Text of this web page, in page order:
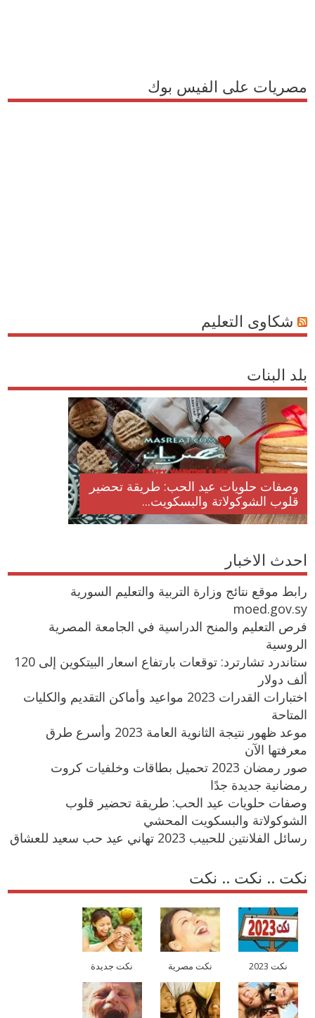
مصريات على الفيس بوك
شكاوى التعليم
بلد البنات
وصفات حلويات عيد الحب: طريقة تحضير
قلوب الشوكولاتة والبسكويت...
احدث الاخبار
رابط موقع نتائج وزارة التربية والتعليم السورية
moed.gov.sy
فرص التعليم والمنح الدراسية في الجامعة المصرية
الروسية
ستاندرد تشارترد: توقعات بارتفاع اسعار البيتكوين إلى 120
ألف دولار
اختبارات القدرات 2023 مواعيد وأماكن التقديم والكليات
المتاحة
موعد ظهور نتيجة الثانوية العامة 2023 وأسرع طرق
معرفتها الآن
صور رمضان 2023 تحميل بطاقات وخلفيات كروت
رمضانية جديدة جدًا
وصفات حلويات عيد الحب: طريقة تحضير قلوب
الشوكولاتة والبسكويت المحشي
رسائل الفلانتين للحبيب 2023 تهاني عيد حب سعيد للعشاق
نكت .. نكت .. نكت
نكت 2023 نكت مصرية نكت جديدة